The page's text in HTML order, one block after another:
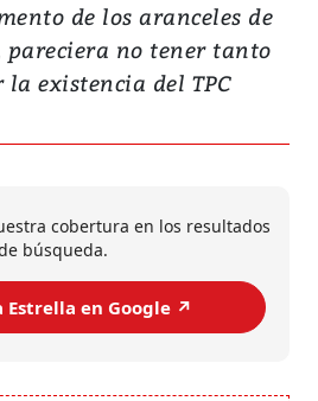
de los aranceles de
pareciera no tener tanto
existencia del TPC
cobertura en los resultados
búsqueda.
Estrella en Google ↗️